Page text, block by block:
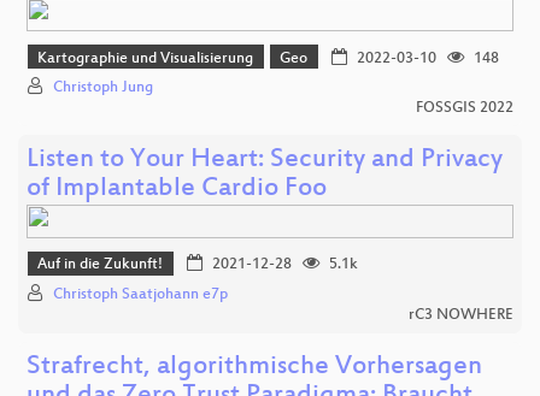
Kartographie und Visualisierung Geo 2022-03-10
148
Christoph Jung
FOSSGIS 2022
Listen to Your Heart: Security and Privacy
of Implantable Cardio Foo
Auf in die Zukunft! 2021-12-28
5.1k
Christoph Saatjohann e7p
rC3 NOWHERE
Strafrecht, algorithmische Vorhersagen